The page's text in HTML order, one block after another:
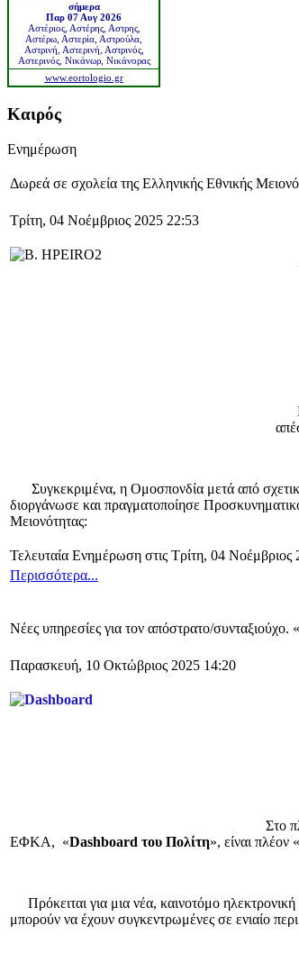
σήμερα
Παρ 07 Αυγ 2026
Αστέριος, Αστέρης, Αστρης,
Αστέρω, Αστερία, Αστρούλα,
Αστρινή, Αστερινή, Αστρινός,
Αστερινός, Νικάνωρ, Νικάνορας
www.eortologio.gr
Καιρός
Ενημέρωση
Δωρεά σε σχολεία της Ελληνικής Εθνικής
Τρίτη, 04 Νοέμβριος 2025 22:53
Συγκεκριμένα, η Ομοσπονδία μετά από
διοργάνωσε και πραγματοποίησε
Μειονότητας:
Τελευταία Ενημέρωση στις Τρίτη, 04 Νοέμβριος
Περισσότερα...
Νέες υπηρεσίες για τον απόστρατο/
Παρασκευή, 10 Οκτώβριος 2025 14:20
Στο
ΕΦΚΑ, «Dashboard του Πολίτη», είναι πλέον
Πρόκειται για μια νέα, καινοτόμο
μπορούν να έχουν συγκεντρωμένες σε ενιαίο